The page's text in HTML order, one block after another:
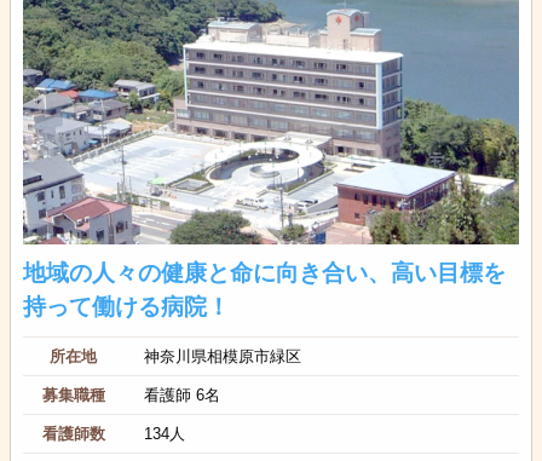
地域の人々の健康と命に向き合い、高い目標を
持って働ける病院！
所在地 神奈川県相模原市緑区
募集職種 看護師 6名
看護師数 134人